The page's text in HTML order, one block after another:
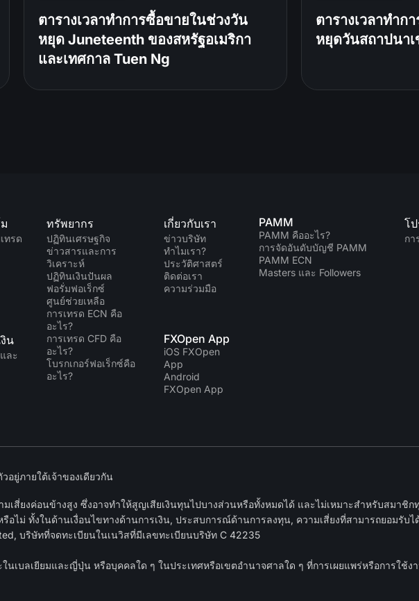
ตารางเวลาทำการซื้อขายในช่วงวัน
หยุด Juneteenth ของสหรัฐอเมริกา
และเทศกาล Tuen Ng
ตารางเวลาทำก
หยุดวันสถาปนา
ทรด
น
ละ
ทรัพยากร
ปฏิทินเศรษฐกิจ
ข่าวสารและการ
วิเคราะห์
ปฏิทินเงินปันผล
ฟอรั่มฟอเร็กซ์
ศูนย์ช่วยเหลือ
การเทรด ECN คือ
อะไร?
การเทรด CFD คือ
อะไร?
โบรกเกอร์ฟอเร็กซ์คือ
อะไร?
เกี่ยวกับเรา
ข่าวบริษัท
ทำไมเรา?
ประวัติศาสตร์
ติดต่อเรา
ความร่วมมือ
FXOpen App
iOS FXOpen
App
Android
FXOpen App
PAMM
PAMM คืออะไร?
การจัดอันดับบัญชี PAMM
PAMM ECN
Masters และ Followers
โ
กา
ยู่ภายใต้เจ้าของเดียวกัน
เสี่ยงค่อนข้างสูง ซึ่งอาจทำให้สูญเสียเงินทุนไปบางส่วนหรือทั้งหมดได้ และไม่เหมาะสำหรับสมาชิ
อไม่ ทั้งในด้านเงื่อนไขทางด้านการเงิน, ประสบการณ์ด้านการลงทุน, ความเสี่ยงที่สามารถยอมรับ
บริษัทที่จดทะเบียนในเนวิสที่มีเลขทะเบียนบริษัท C 42235
เบลเยียมและญี่ปุ่น หรือบุคคลใด ๆ ในประเทศหรือเขตอำนาจศาลใด ๆ ที่การเผยแพร่หรือการใช้